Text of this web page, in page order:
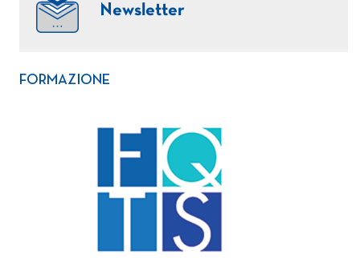
Newsletter
FORMAZIONE